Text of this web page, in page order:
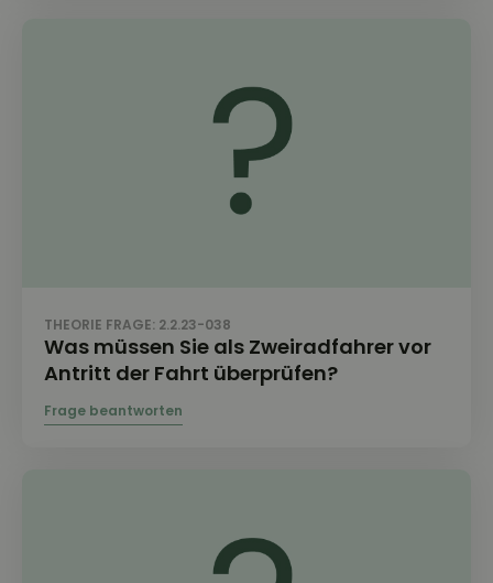
THEORIE FRAGE: 2.2.23-038
Was müssen Sie als Zweiradfahrer vor
Antritt der Fahrt überprüfen?